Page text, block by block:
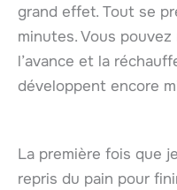
grand effet. Tout se
minutes. Vous
l’avance et la
développent encore
La première fois que
repris du pain pour